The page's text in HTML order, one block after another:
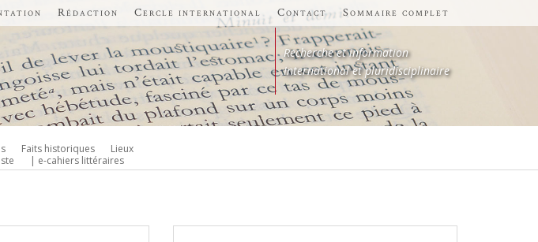
Rédaction Cercle international Contact Sommaire complet
Recherche et information
International et pluridisciplinaire
Faits historiques
Lieux
| e-cahiers littéraires